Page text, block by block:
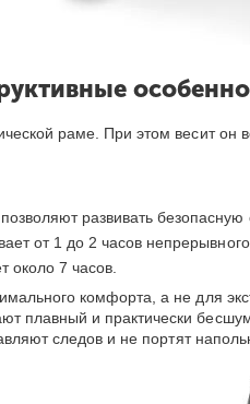
раме. При этом весит он
развивать безопасную
от 1 до 2 часов
около 7 часов.
комфорта, а не для
плавный и практически
следов и не портят